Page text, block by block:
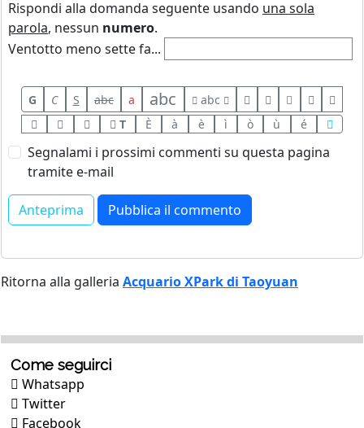
Rispondi alla domanda seguente usando una sola
parola, nessun numero.
Ventotto meno sette fa...
G C S abc a abc
abc
T
È à è ì ò ù é
Segnalami i prossimi commenti su questa pagina
tramite e-mail
Ritorna alla galleria Acquario XPark di Taoyuan
Come seguirci
Whatsapp
Twitter
Facebook